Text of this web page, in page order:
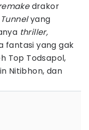
drakor
Tunnelyang
thriller,
fantasi yang gak
Top Todsapol,
Nitibhon, dan